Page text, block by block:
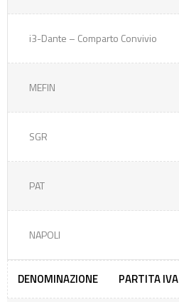
i3-Dante – Comparto Convivio
MEFIN
SGR
PAT
NAPOLI
DENOMINAZIONE PARTITA IVA